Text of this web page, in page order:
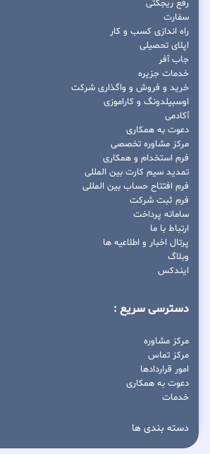
رفع ریجکتی
سفارت
راه اندازی کسب و کار
اپلای تحصیلی
جاب آفر
خدمات جزیره
خرید و فروش و واگذاری شرکت
اوسبیلدونگ و کاراموزی
آکادمی
دعوت به همکاری
مرکز مشاوره تخصصی
فرم استخدام و همکاری
تمدید سیم کارت بین المللی
فرم افتتاح حساب بین المللی
فرم ثبت شرکت
سامانه پرداخت
ارتباط با ما
پرتال اخبار و اطلاعیه ها
وبلاگ
ایندکس
دسترسی سریع :
مرکز مشاوره
مرکز تماس
امور قراردادها
دعوت به همکاری
خدمات
دسته بندی ها